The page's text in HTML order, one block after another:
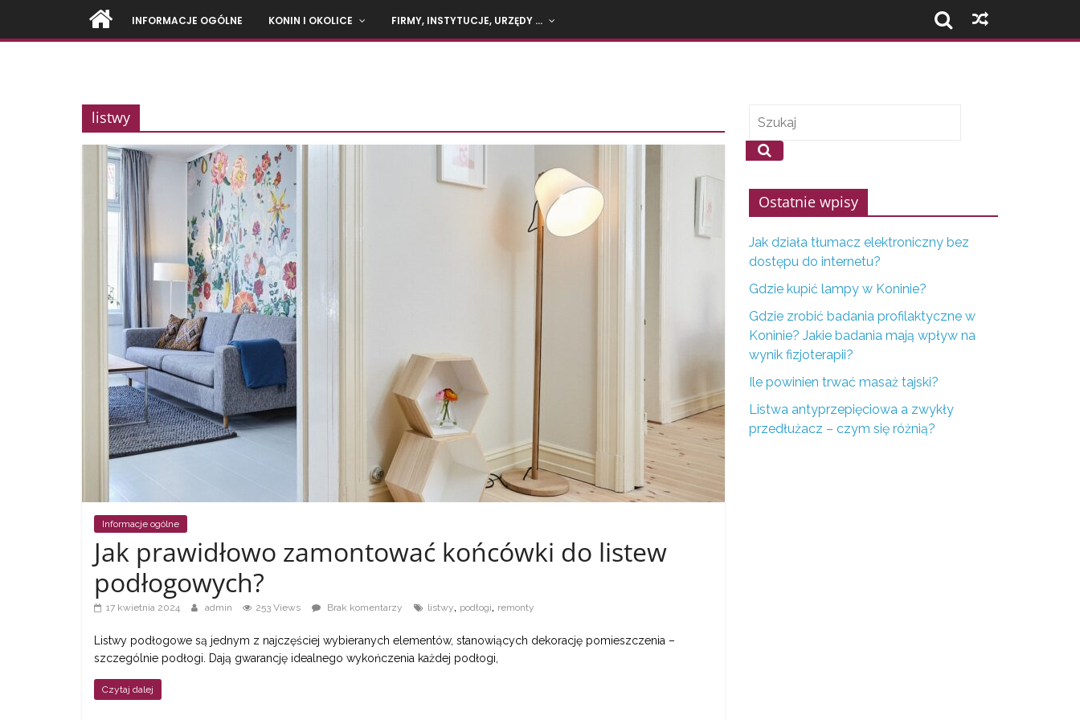
treści
INFORMACJE OGÓLNE KONIN I OKOLICE FIRMY, INSTYTUCJE, URZĘDY …
z
Konina
okolic
także
ciekawe
informacje
listwy
Informacje ogólne
Jak prawidłowo zamontować końcówki do listew
podłogowych?
17 kwietnia 2024 admin 253 Views Brak komentarzy listwy, podłogi, remonty
Listwy podłogowe są jednym z najczęściej wybieranych elementów, stanowiących dekorację pomieszczenia –
szczególnie podłogi. Dają gwarancję idealnego wykończenia każdej podłogi,
Czytaj dalej
Ostatnie wpisy
Jak działa tłumacz elektroniczny bez
dostępu do internetu?
Gdzie kupić lampy w Koninie?
Gdzie zrobić badania profilaktyczne w
Koninie? Jakie badania mają wpływ na
wynik fizjoterapii?
Ile powinien trwać masaż tajski?
Listwa antyprzepięciowa a zwykły
przedłużacz – czym się różnią?